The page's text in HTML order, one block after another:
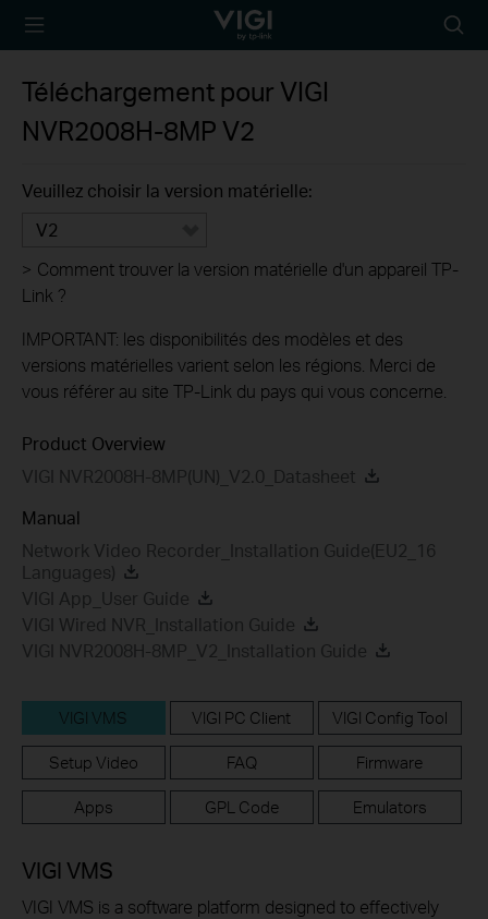
TP-Link, Reliably
icon
Téléchargement pour VIGI
NVR2008H-8MP V2
Veuillez choisir la version matérielle:
V2
> Comment trouver la version matérielle d'un appareil TP-
Link ?
IMPORTANT: les disponibilités des modèles et des
versions matérielles varient selon les régions. Merci de
vous référer au site TP-Link du pays qui vous concerne.
Product Overview
VIGI NVR2008H-8MP(UN)_V2.0_Datasheet
Manual
Network Video Recorder_Installation Guide(EU2_16
Languages)
VIGI App_User Guide
VIGI Wired NVR_Installation Guide
VIGI NVR2008H-8MP_V2_Installation Guide
VIGI VMS VIGI PC Client VIGI Config Tool
Setup Video FAQ Firmware
Apps GPL Code Emulators
VIGI VMS
VIGI VMS is a software platform designed to effectively